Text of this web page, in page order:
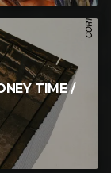
TIME /